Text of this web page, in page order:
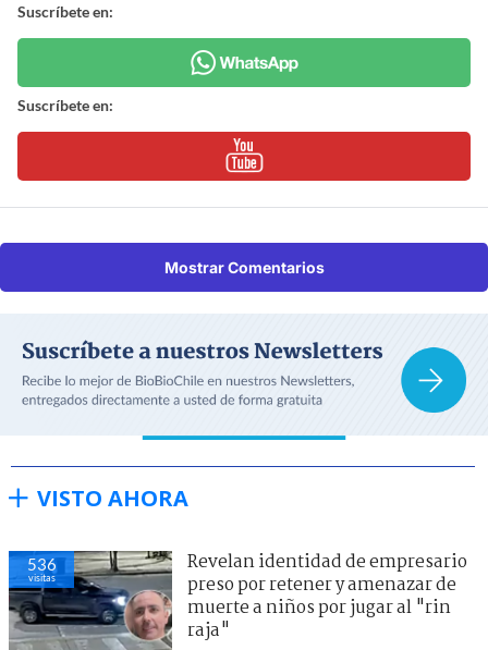
Suscríbete en:
Suscríbete en:
Mostrar Comentarios
VISTO AHORA
536
visitas
Revelan identidad de empresario
preso por retener y amenazar de
muerte a niños por jugar al "rin
raja"